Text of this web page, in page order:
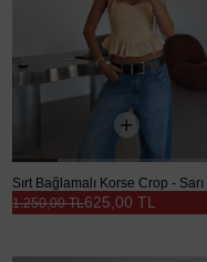
Sırt Bağlamalı Korse Crop - Sarı
625,00 TL
1.250,00 TL